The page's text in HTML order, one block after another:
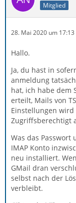
Mitglied
28. Mai 2020 um 17:13
Hallo.
Ja, du hast in
anmeldung
hat, ich habe dem
erteilt, Mails von
Einstellungen wird
Zugriffsberechtigt
Was das Passwort
IMAP Konto
neu installiert.
GMail dran
selbst nach der
verbleibt.